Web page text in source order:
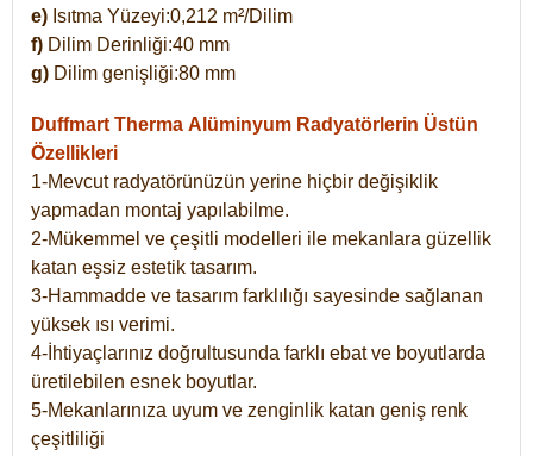
e) Isıtma Yüzeyi:0,212 m²/Dilim
f) Dilim Derinliği:40 mm
g) Dilim genişliği:80 mm
Duffmart Therma Alüminyum Radyatörlerin Üstün
Özellikleri
1-Mevcut radyatörünüzün yerine hiçbir değişiklik
yapmadan montaj yapılabilme.
2-Mükemmel ve çeşitli modelleri ile mekanlara güzellik
katan eşsiz estetik tasarım.
3-Hammadde ve tasarım farklılığı sayesinde sağlanan
yüksek ısı verimi.
4-İhtiyaçlarınız doğrultusunda farklı ebat ve boyutlarda
üretilebilen esnek boyutlar.
5-Mekanlarınıza uyum ve zenginlik katan geniş renk
çeşitliliği